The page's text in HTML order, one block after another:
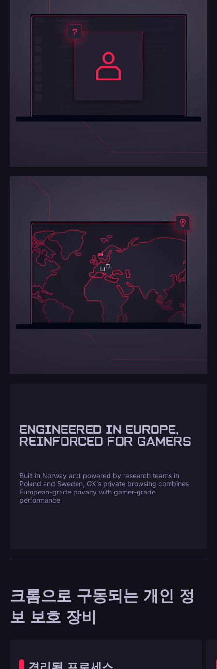
ENGINEERED IN EUROPE,
REINFORCED FOR GAMERS
Built in Norway and powered by research teams in
Poland and Sweden, GX’s private browsing combines
European-grade privacy with gamer-grade
performance
크롬으로 구동되는 개인 정
보 보호 장비